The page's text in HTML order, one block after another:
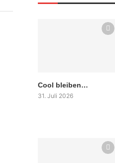
Cool bleiben…
31. Juli 2026